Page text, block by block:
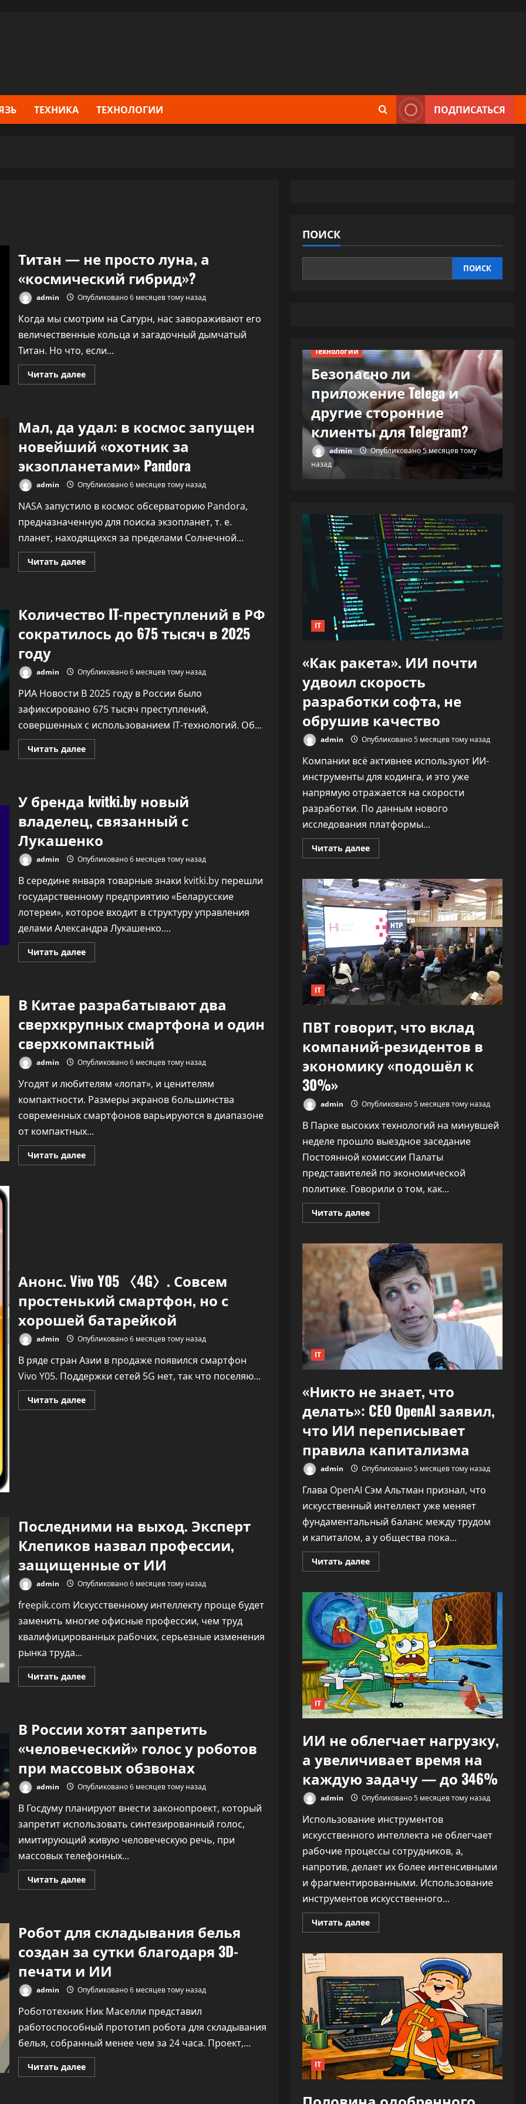
ТЕХНИКА ТЕХНОЛОГИИ ПОДПИСАТЬСЯ
Титан — не просто луна, а
«космический гибрид»?
admin Опубликовано 6 месяцев тому назад
Когда мы смотрим на Сатурн, нас завораживают его
величественные кольца и загадочный дымчатый
Титан. Но что, если...
Читать далееПрочитать
больше
просто
луна,
а
«космический
гибрид»?
Мал, да удал: в космос запущен
новейший «охотник за
экзопланетами» Pandora
admin Опубликовано 6 месяцев тому назад
NASA запустило в космос обсерваторию Pandora,
предназначенную для поиска экзопланет, т. е.
планет, находящихся за пределами Солнечной...
Читать далееПрочитать
больше
в
космос
новейший
«охотник
Pandora
Количество IT-преступлений в РФ
сократилось до 675 тысяч в 2025
году
admin Опубликовано 6 месяцев тому назад
РИА Новости В 2025 году в России было
зафиксировано 675 тысяч преступлений,
совершенных с использованием IT-технологий. Об...
Читать далееПрочитать
больше
в
РФ
до
675
тысяч
в
2025
году
У бренда kvitki.by новый
владелец, связанный с
Лукашенко
admin Опубликовано 6 месяцев тому назад
В середине января товарные знаки kvitki.by перешли
государственному предприятию «Беларусские
лотереи», которое входит в структуру управления
делами Александра Лукашенко....
Читать далееПрочитать
больше
новый
владелец,
связанный
с
Лукашенко
В Китае разрабатывают два
сверхкрупных смартфона и один
сверхкомпактный
admin Опубликовано 6 месяцев тому назад
Угодят и любителям «лопат», и ценителям
компактности. Размеры экранов большинства
современных смартфонов варьируются в диапазоне
от компактных...
Читать далееПрочитать
больше
Анонс. Vivo Y05 〈4G〉. Совсем
простенький смартфон, но с
хорошей батарейкой
admin Опубликовано 6 месяцев тому назад
В ряде стран Азии в продаже появился смартфон
Vivo Y05. Поддержки сетей 5G нет, так что поселяю...
Читать далееПрочитать
больше
Последними на выход. Эксперт
Клепиков назвал профессии,
защищенные от ИИ
admin Опубликовано 6 месяцев тому назад
freepik.com Искусственному интеллекту проще будет
заменить многие офисные профессии, чем труд
квалифицированных рабочих, серьезные изменения
рынка труда...
Читать далееПрочитать
больше
Эксперт
Клепиков
профессии,
от
ИИ
В России хотят запретить
«человеческий» голос у роботов
при массовых обзвонах
admin Опубликовано 6 месяцев тому назад
В Госдуму планируют внести законопроект, который
запретит использовать синтезированный голос,
имитирующий живую человеческую речь, при
массовых телефонных...
Читать далееПрочитать
больше
запретить
«человеческий»
у
роботов
при
массовых
обзвонах
Робот для складывания белья
создан за сутки благодаря 3D-
печати и ИИ
admin Опубликовано 6 месяцев тому назад
Робототехник Ник Маселли представил
работоспособный прототип робота для складывания
белья, собранный менее чем за 24 часа. Проект,...
Читать далееПрочитать
больше
ПОИСК
ПОИСК
бывшие любовники
admin
Опубликовано 5 месяцев тому
назад
Технологии
Безопасно ли
приложение Telega и
другие сторонние
клиенты для Telegram?
admin
Опубликовано 5 месяцев тому
назад
IT
«Как ракета». ИИ почти
удвоил скорость
разработки софта, не
обрушив качество
admin Опубликовано 5 месяцев тому назад
Компании всё активнее используют ИИ-
инструменты для кодинга, и это уже
напрямую отражается на скорости
разработки. По данным нового
исследования платформы...
Читать далееПрочитать
больше
ракета».
ИИ
почти
удвоил
скорость
разработки
софта,
обрушив
качество
IT
ПВТ говорит, что вклад
компаний-резидентов в
экономику «подошёл к
30%»
admin Опубликовано 5 месяцев тому назад
В Парке высоких технологий на минувшей
неделе прошло выездное заседание
Постоянной комиссии Палаты
представителей по экономической
политике. Говорили о том, как...
Читать далееПрочитать
больше
говорит,
что
вклад
компаний-
резидентов
в
экономику
«подошёл
к
30%»
IT
«Никто не знает, что
делать»: CEO OpenAI заявил,
что ИИ переписывает
правила капитализма
admin Опубликовано 5 месяцев тому назад
Глава OpenAI Сэм Альтман признал, что
искусственный интеллект уже меняет
фундаментальный баланс между трудом
и капиталом, а у общества пока...
Читать далееПрочитать
больше
не
знает,
что
делать»:
CEO
OpenAI
заявил,
что
ИИ
переписывает
правила
капитализма
IT
ИИ не облегчает нагрузку,
а увеличивает время на
каждую задачу — до 346%
admin Опубликовано 5 месяцев тому назад
Использование инструментов
искусственного интеллекта не облегчает
рабочие процессы сотрудников, а,
напротив, делает их более интенсивными
и фрагментированными. Использование
инструментов искусственного...
Читать далееПрочитать
больше
не
а
увеличивает
на
каждую
задачу
—
до
346%
IT